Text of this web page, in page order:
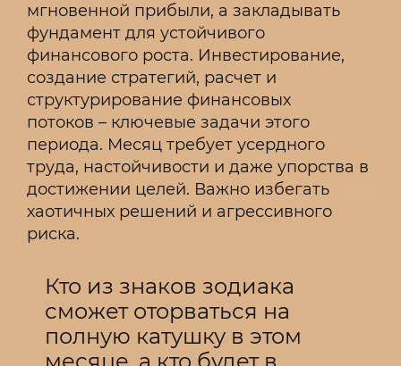
мгновенной прибыли, а закладывать
фундамент для устойчивого
финансового роста. Инвестирование,
создание стратегий, расчет и
структурирование финансовых
потоков – ключевые задачи этого
периода. Месяц требует усердного
труда, настойчивости и даже упорства в
достижении целей. Важно избегать
хаотичных решений и агрессивного
риска.
Кто из знаков зодиака
сможет оторваться на
полную катушку в этом